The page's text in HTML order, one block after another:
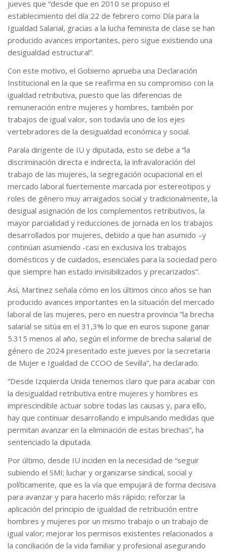
jueves que “desde que en 2010 se propuso el
establecimiento del día 22 de febrero como Día para la
Igualdad Salarial, gracias a la lucha feminista de clase se han
producido avances importantes, pero sigue existiendo una
desigualdad estructural”.
Con este motivo, el Gobierno aprueba una Declaración
Institucional en la que se reafirma en su compromiso con la
igualdad retributiva, puesto que las diferencias de
remuneración entre mujeres y hombres, también por
trabajos de igual valor, son todavía uno de los ejes
vertebradores de la desigualdad económica y social.
Parala dirigente de IU y diputada, esto se debe a “la
discriminación directa e indirecta, la infravaloración del
trabajo de las mujeres, la segregación ocupacional en el
mercado laboral fuertemente marcada por estereotipos y
roles de género muy arraigados social y tradicionalmente, la
desigual asignación de los complementos retributivos, la
mayor parcialidad y reducciones de jornada en los trabajos
desarrollados por mujeres, debido a que han asumido –y
continúan asumiendo -casi en exclusiva los trabajos
domésticos y de cuidados, esenciales para la sociedad pero
que siempre han estado invisibilizados y precarizados”.
Así, Martinez señala cómo en los últimos cinco años se han
producido avances importantes en la situación del mercado
laboral de las mujeres, pero en nuestra provincia “la brecha
salarial se sitúa en el 31,3% lo que en euros supone ganar
5.315 menos al año, según el informe de brecha salarial de
género de 2024 presentado este jueves por la secretaria
de Mujer e Igualdad de CCOO de Sevilla”, ha declarado.
“Desde Izquierda Unida tenemos claro que para acabar con
la desigualdad retributiva entre mujeres y hombres es
imprescindible actuar sobre todas las causas y, para ello,
hay que continuar desarrollando e impulsando medidas que
permitan avanzar en la eliminación de estas brechas”, ha
sentenciado la diputada.
Por último, desde IU inciden en la necesidad de “seguir
subiendo el SMI; luchar y organizarse sindical, social y
políticamente, que es la vía que empujará de forma decisiva
para avanzar y para hacerlo más rápido; reforzar la
aplicación del principio de igualdad de retribución entre
hombres y mujeres por un mismo trabajo o un trabajo de
igual valor; mejorar los permisos existentes relacionados a
la conciliación de la vida familiar y profesional asegurando